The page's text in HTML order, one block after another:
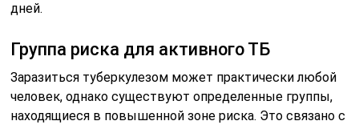
дней.
Группа риска для активного ТБ
Заразиться туберкулезом может практически любой
человек, однако существуют определенные группы,
находящиеся в повышенной зоне риска. Это связано с